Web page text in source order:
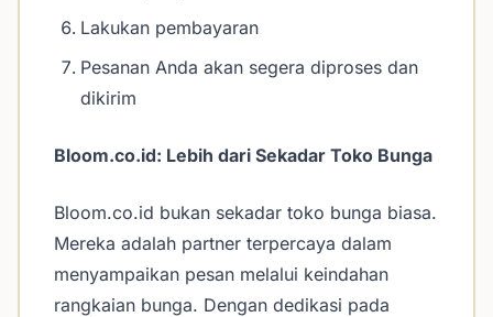
Lakukan pembayaran
Pesanan Anda akan segera diproses dan
dikirim
Bloom.co.id: Lebih dari Sekadar Toko Bunga
Bloom.co.id bukan sekadar toko bunga biasa.
Mereka adalah partner terpercaya dalam
menyampaikan pesan melalui keindahan
rangkaian bunga. Dengan dedikasi pada